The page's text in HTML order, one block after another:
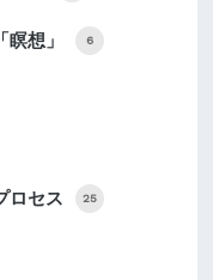
想」 6
ロセス 25